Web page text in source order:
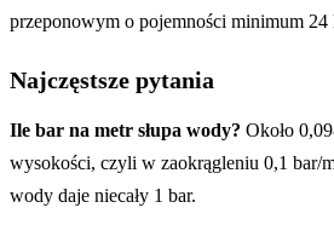
przeponowym o pojemności minimum 24
Najczęstsze pytania
Ile bar na metr słupa wody? Około
wysokości, czyli w zaokrągleniu 0,1 bar/
wody daje niecały 1 bar.